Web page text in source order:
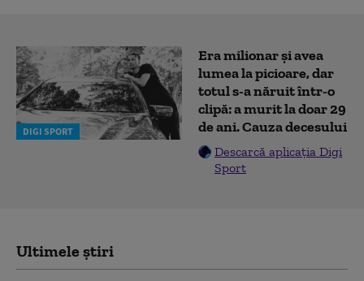
DIGI SPORT
Era milionar și avea
lumea la picioare, dar
totul s-a năruit într-o
clipă: a murit la doar 29
de ani. Cauza decesului
Descarcă aplicația Digi
Sport
Ultimele știri